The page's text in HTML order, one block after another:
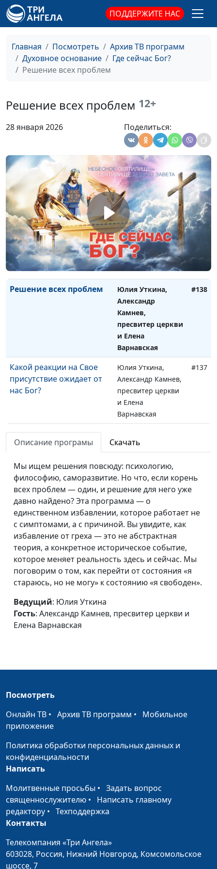
ПОДДЕРЖИТЕ НАС
Главная Посмотреть
Архив ТВ программ
Духовное основание
Где сейчас Бог?
Решение всех проблем
Решение всех проблем 12+
28 января 2026 Поделиться:
Бог с нами постоянно.
Юлия Уткина,
пресвитер церкви
и Елена
прощение
Александр Камнев,
и Елена
Варнавская
Как Христос принимает
наше покаяние
Юлия Уткина,
Александр Камнев,
пресвитер церкви
и Елена
Варнавская
#140
План спасения - наглядно
Юлия Уткина,
Александр Камнев,
пресвитер церкви
и Елена
Варнавская
#139
Решение всех проблем
Юлия Уткина,
Александр
Камнев,
пресвитер церкви
и Елена
Варнавская
#138
Какой реакции на Свое
присутствие ожидает от
нас Бог?
Юлия Уткина,
Александр Камнев,
пресвитер церкви
и Елена
Варнавская
#137
Каков же ответ на
вопрос: Где сейчас Бог?
Александр Камнев,
и Елена
Варнавская
На кого изольется 7 язв
последних чаш
Господних?
Юлия Уткина,
Александр Камнев,
пресвитер церкви
и Елена
Варнавская
Кто будет запечатлен и
спасен от семи чаш гнева
Господня?
Юлия Уткина,
Александр Камнев,
Варнавская
В какой день Бог
Земля
и Елена
Почему каждому
человеку жизненно
необходимо признать
Бога-Творца?
Александр Камнев,
Варнавская
Кого не станет
пресвитер церкви
и Елена
стремлению людей к
спасению?
пресвитер церкви
Описание програмы Скачать
Мы ищем решения повсюду: психологию,
философию, саморазвитие. Но что, если корень
всех проблем — один, и решение для него уже
давно найдено? Эта программа — о
единственном избавлении, которое работает не
с симптомами, а с причиной. Вы увидите, как
избавление от греха — это не абстрактная
теория, а конкретное историческое событие,
которое меняет реальность здесь и сейчас. Мы
поговорим о том, как перейти от состояния «я
стараюсь, но не могу» к состоянию «я свободен».
Ведущий: Юлия Уткина
Гость: Александр Камнев, пресвитер церкви и
Елена Варнавская
Посмотреть
Онлайн ТВ • Архив ТВ программ • Мобильное
приложение
Политика обработки персональных данных и
конфиденциальности
Написать
Молитвенные просьбы • Задать вопрос
священнослужителю • Написать главному
редактору • Техподдержка
Контакты
Телекомпания «Три Ангела»
603028, Россия, Нижний Новгород, Комсомольское
шоссе, 7